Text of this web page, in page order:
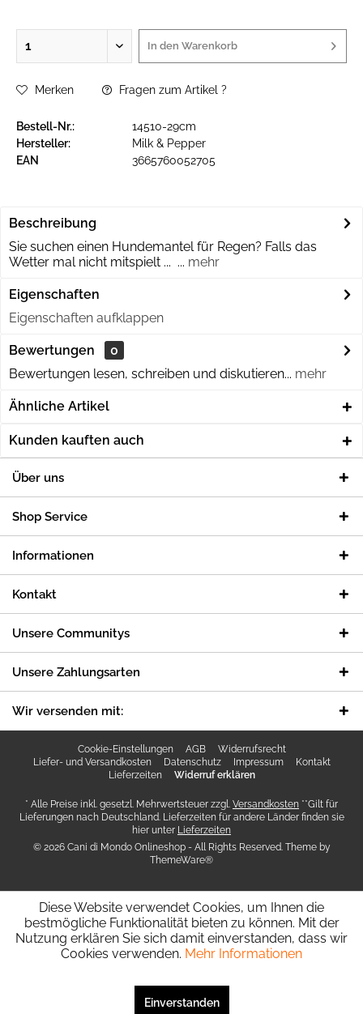
In den Warenkorb
Merken Fragen zum Artikel ?
Bestell-Nr.:
14510-29cm
Hersteller:
Milk & Pepper
EAN
3665760052705
Beschreibung
Sie suchen einen Hundemantel für Regen? Falls das
Wetter mal nicht mitspielt ... ... mehr
Eigenschaften
Eigenschaften aufklappen
Bewertungen
0
Bewertungen lesen, schreiben und diskutieren... mehr
Ähnliche Artikel
Kunden kauften auch
Über uns
Shop Service
Informationen
Kontakt
Unsere Communitys
Unsere Zahlungsarten
Wir versenden mit:
Cookie-Einstellungen AGB
Widerrufsrecht
Liefer- und Versandkosten
Datenschutz Impressum
Kontakt
Lieferzeiten
Widerruf erklären
* Alle Preise inkl. gesetzl. Mehrwertsteuer zzgl. Versandkosten **Gilt für
Lieferungen nach Deutschland. Lieferzeiten für andere Länder finden sie
hier unter Lieferzeiten
© 2026 Cani di Mondo Onlineshop - All Rights Reserved. Theme by
ThemeWare®
Diese Website verwendet Cookies, um Ihnen die
bestmögliche Funktionalität bieten zu können. Mit der
Nutzung erklären Sie sich damit einverstanden, dass wir
Cookies verwenden. Mehr Informationen
Einverstanden
(4.94 / 5)
Bewertungen bei: shopvote.de ⓘ